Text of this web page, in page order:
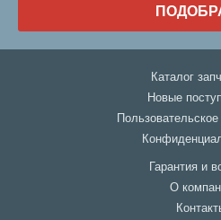
Каталог
Новые
Гарантия и
О